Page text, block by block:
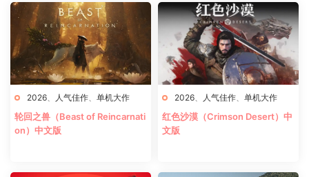
2026、 人气佳作、 单机大作
轮回之兽（Beast of Reincarnati
on）中文版
2026、 人气佳作、 单机大作
红色沙漠（Crimson Desert）中
文版